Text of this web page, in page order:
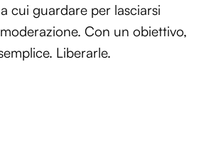
cui guardare per lasciarsi
Con un obiettivo,
Liberarle.